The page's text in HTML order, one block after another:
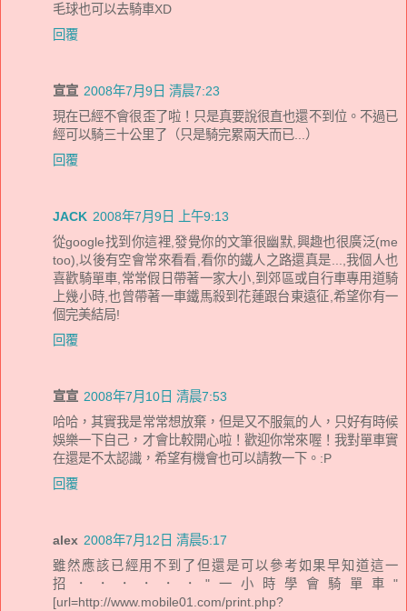
毛球也可以去騎車XD
回覆
宣宣 2008年7月9日 清晨7:23
現在已經不會很歪了啦！只是真要說很直也還不到位。不過已
經可以騎三十公里了（只是騎完累兩天而已...）
回覆
JACK 2008年7月9日 上午9:13
從google找到你這裡,發覺你的文筆很幽默,興趣也很廣泛(me
too),以後有空會常來看看,看你的鐵人之路還真是...,我個人也
喜歡騎單車,常常假日帶著一家大小,到郊區或自行車專用道騎
上幾小時,也曾帶著一車鐵馬殺到花蓮跟台東遠征,希望你有一
個完美結局!
回覆
宣宣 2008年7月10日 清晨7:53
哈哈，其實我是常常想放棄，但是又不服氣的人，只好有時候
娛樂一下自己，才會比較開心啦！歡迎你常來喔！我對單車實
在還是不太認識，希望有機會也可以請教一下。:P
回覆
alex 2008年7月12日 清晨5:17
雖然應該已經用不到了但還是可以參考如果早知道這一
招．．．．．．"一小時學會騎單車"
[url=http://www.mobile01.com/print.php?